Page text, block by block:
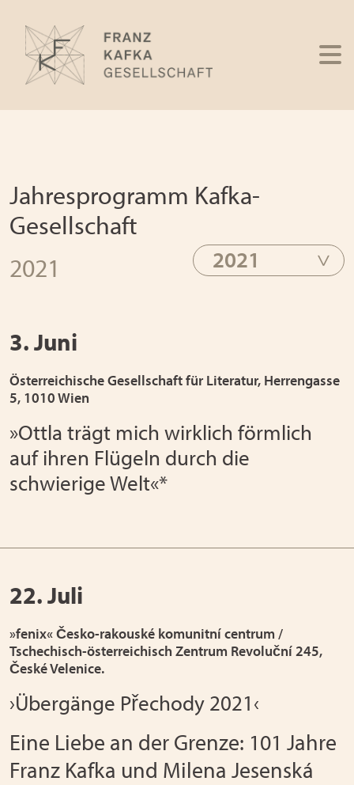
Jahresprogramm Kafka-
Gesellschaft
2021
2021
3. Juni
Österreichische Gesellschaft für Literatur, Herrengasse
5, 1010 Wien
»Ottla trägt mich wirklich förmlich
auf ihren Flügeln durch die
schwierige Welt«*
22. Juli
»fenix« Česko-rakouské komunitní centrum /
Tschechisch-österreichisch Zentrum Revoluční 245,
České Velenice.
›Übergänge Přechody 2021‹
Eine Liebe an der Grenze: 101 Jahre
Franz Kafka und Milena Jesenská